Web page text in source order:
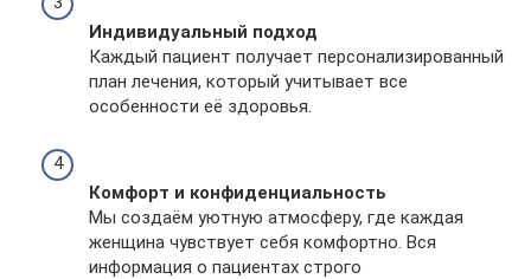
Индивидуальный подход
Каждый пациент получает персонализированный
план лечения, который учитывает все
особенности её здоровья.
Комфорт и конфиденциальность
Мы создаём уютную атмосферу, где каждая
женщина чувствует себя комфортно. Вся
информация о пациентах строго